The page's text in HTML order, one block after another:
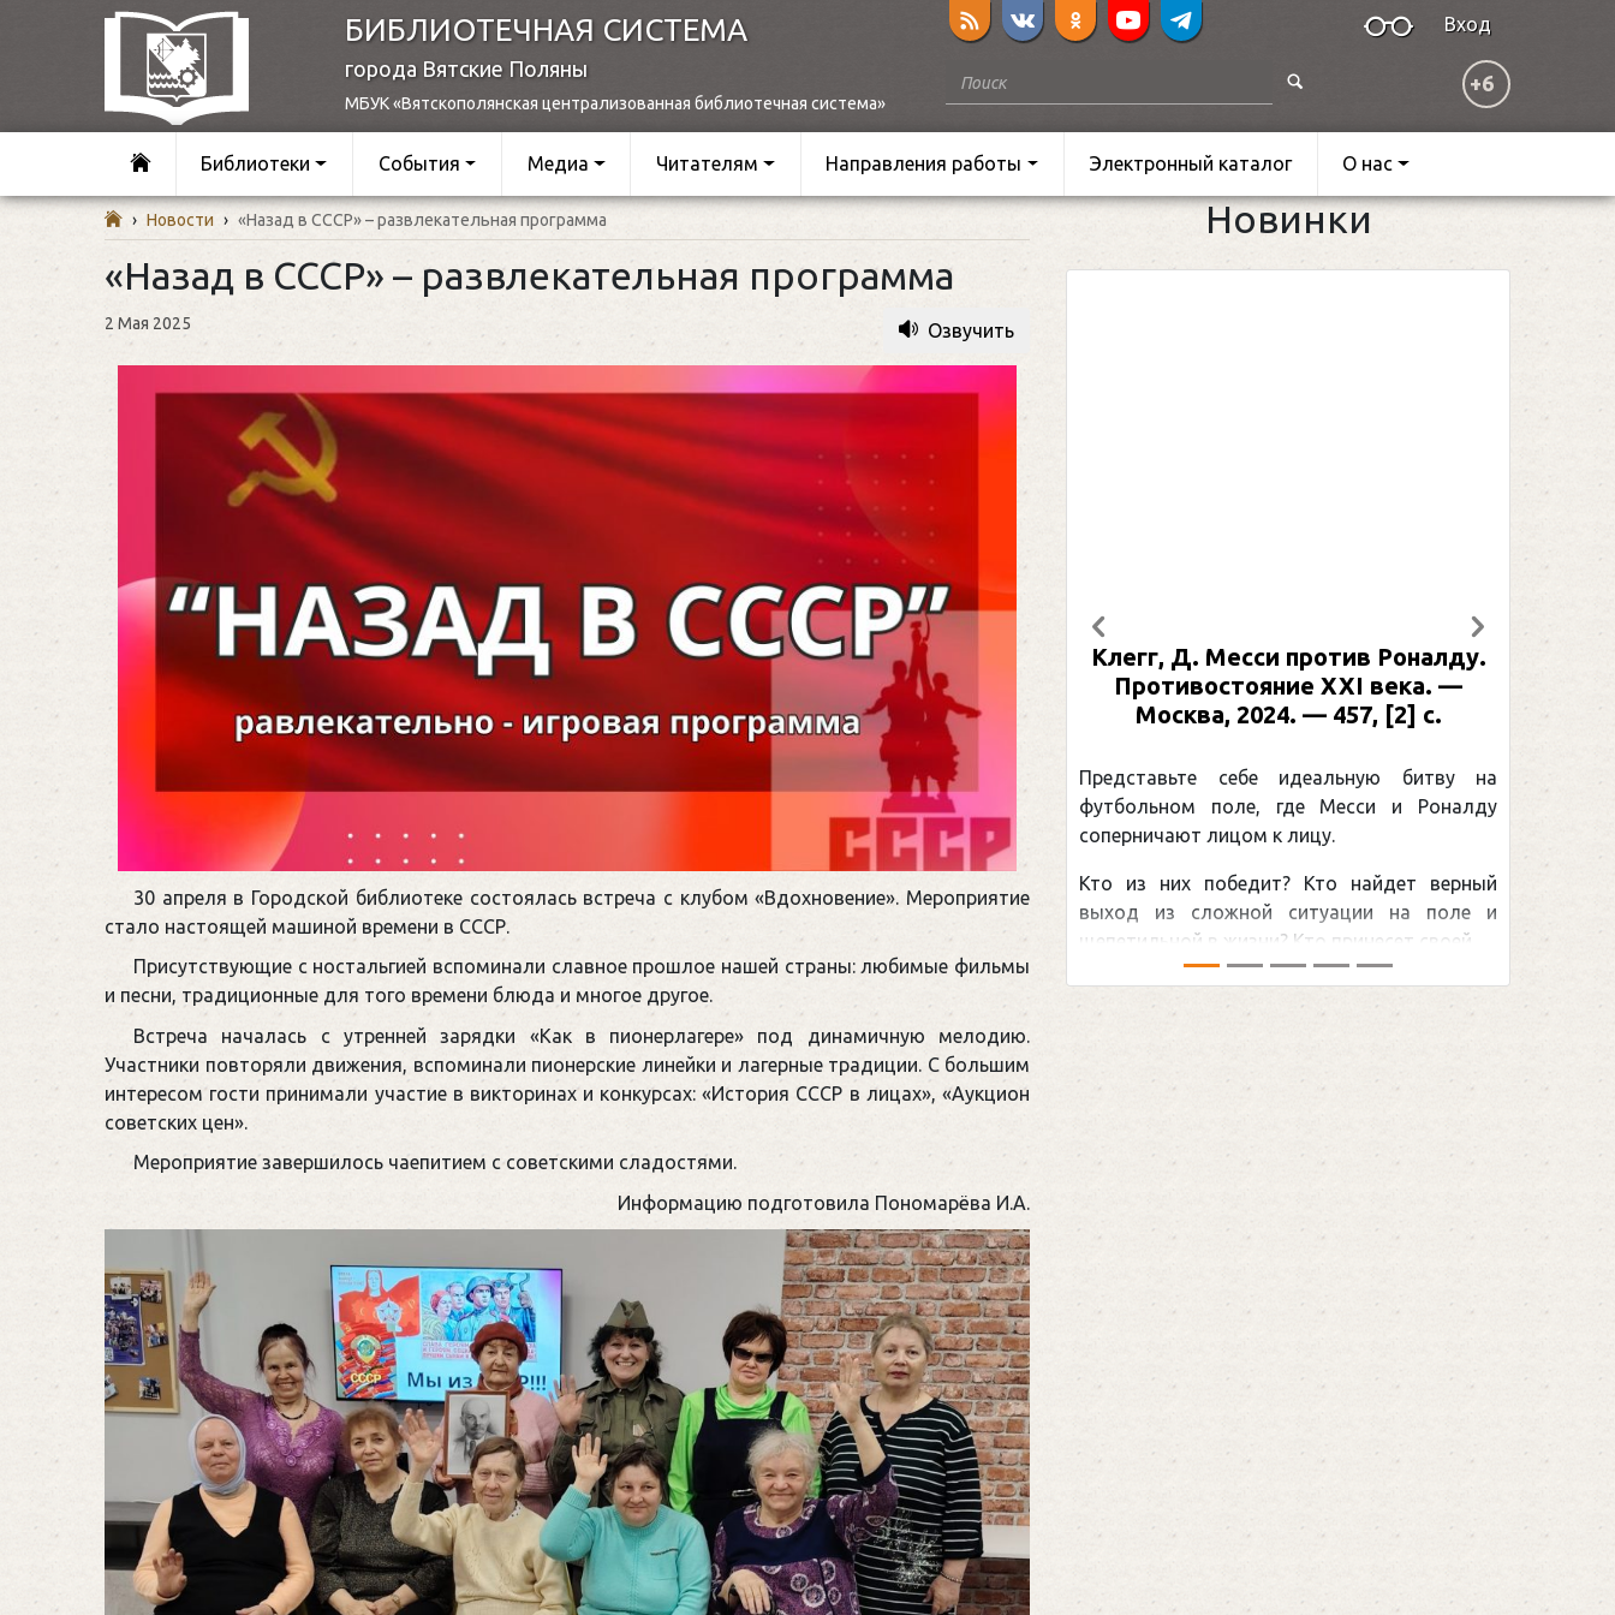
БИБЛИОТЕЧНАЯ СИСТЕМА
города Вятские Поляны
МБУК «Вятскополянская централизованная библиотечная система»
Вход
+6
Библиотеки События Медиа Читателям Направления работы Электронный каталог О нас
› Новости › «Назад в СССР» – развлекательная программа
«Назад в СССР» – развлекательная программа
2 Мая 2025 Озвучить
30 апреля в Городской библиотеке состоялась встреча с клубом «Вдохновение». Мероприятие
стало настоящей машиной времени в СССР.
Присутствующие с ностальгией вспоминали славное прошлое нашей страны: любимые фильмы
и песни, традиционные для того времени блюда и многое другое.
Встреча началась с утренней зарядки «Как в пионерлагере» под динамичную мелодию.
Участники повторяли движения, вспоминали пионерские линейки и лагерные традиции. С большим
интересом гости принимали участие в викторинах и конкурсах: «История СССР в лицах», «Аукцион
советских цен».
Мероприятие завершилось чаепитием с советскими сладостями.
Информацию подготовила Пономарёва И.А.
Новинки
Клегг, Д. Месси против Роналду.
Противостояние XXI века. —
Москва, 2024. — 457, [2] с.
Представьте себе идеальную битву на
футбольном поле, где Месси и Роналду
соперничают лицом к лицу.
Кто из них победит? Кто найдет верный
выход из сложной ситуации на поле и
щепетильной в жизни? Кто принесет своей ...
Рабинер, И. Я.
: иллюстрированная
Москва, 2024 (макет
снайперским
принадлежит великому
Гретцки, — едва ли не
хоккейная тема последних
сезоном Национальной
Предыдущий Следующий